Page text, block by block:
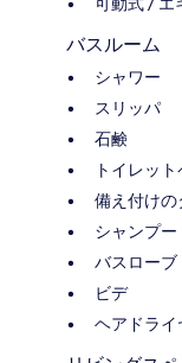
バスルーム
シャワー
スリッパ
石鹸
トイレッ
備え付けの
シャンプー
バスローブ
ビデ
ヘアドライ